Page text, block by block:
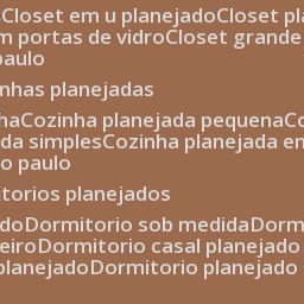
closet em u planejado closet
portas de vidro closet
planejadas
cozinha planejada pequena
simples cozinha planejada
paulo
planejados
dormitorio sob medida
dormitorio casal
dormitorio